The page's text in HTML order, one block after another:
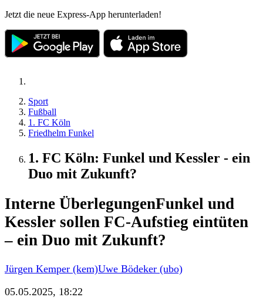
Jetzt die neue Express-App herunterladen!
Sport
Fußball
1. FC Köln
Friedhelm Funkel
1. FC Köln: Funkel und Kessler - ein
Duo mit Zukunft?
Interne ÜberlegungenFunkel und
Kessler sollen FC-Aufstieg eintüten
– ein Duo mit Zukunft?
Jürgen Kemper (kem)Uwe Bödeker (ubo)
05.05.2025, 18:22